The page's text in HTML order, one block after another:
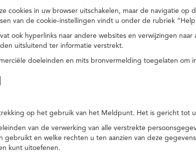
cookies in uw browser uitschakelen, maar de navigatie op
van de cookie-instellingen vindt u onder de rubriek
ook hyperlinks naar andere websites en verwijzingen
uitsluitend ter informatie verstrekt.
doeleinden en mits bronvermelding toegelaten om
op het gebruik van het Meldpunt. Het is gericht tot
van de verwerking van alle verstrekte
gebruikt en welke rechten u ten aanzien van deze
kunt uitoefenen.